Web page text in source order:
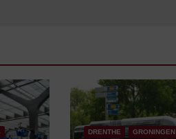
DRENTHE GRONINGEN